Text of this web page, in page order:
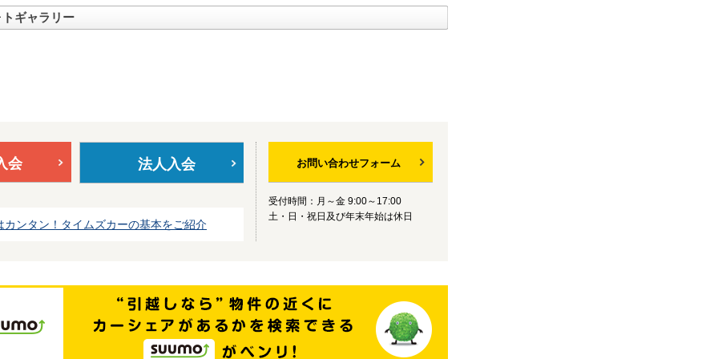
ギャラリー
会 法人入会
カンタン！タイムズカーの基本をご紹介
お問い合わせフォーム
受付時間：月～金 9:00～17:00
土・日・祝日及び年末年始は休日